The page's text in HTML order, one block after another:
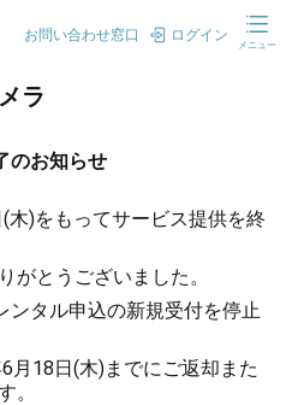
お問い合わせ窓口 ログイン
メニュー
ラ
のお知らせ
木)をもってサービス提供を終
がとうございました。
ンタル申込の新規受付を停止
月18日(木)までにご返却また
。